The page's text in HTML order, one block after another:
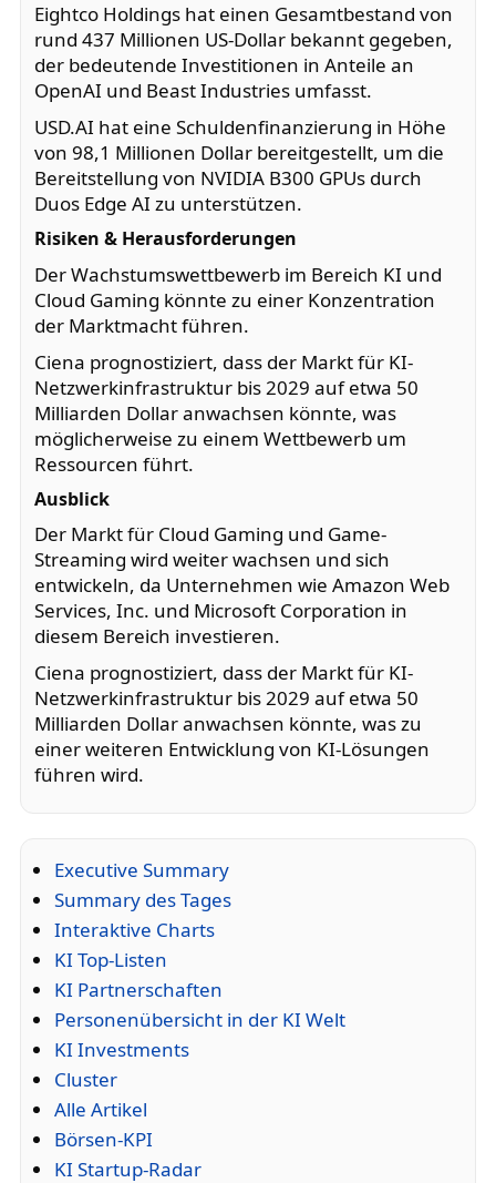
Eightco Holdings hat einen Gesamtbestand von
rund 437 Millionen US-Dollar bekannt gegeben,
der bedeutende Investitionen in Anteile an
OpenAI und Beast Industries umfasst.
USD.AI hat eine Schuldenfinanzierung in Höhe
von 98,1 Millionen Dollar bereitgestellt, um die
Bereitstellung von NVIDIA B300 GPUs durch
Duos Edge AI zu unterstützen.
Risiken & Herausforderungen
Der Wachstumswettbewerb im Bereich KI und
Cloud Gaming könnte zu einer Konzentration
der Marktmacht führen.
Ciena prognostiziert, dass der Markt für KI-
Netzwerkinfrastruktur bis 2029 auf etwa 50
Milliarden Dollar anwachsen könnte, was
möglicherweise zu einem Wettbewerb um
Ressourcen führt.
Ausblick
Der Markt für Cloud Gaming und Game-
Streaming wird weiter wachsen und sich
entwickeln, da Unternehmen wie Amazon Web
Services, Inc. und Microsoft Corporation in
diesem Bereich investieren.
Ciena prognostiziert, dass der Markt für KI-
Netzwerkinfrastruktur bis 2029 auf etwa 50
Milliarden Dollar anwachsen könnte, was zu
einer weiteren Entwicklung von KI-Lösungen
führen wird.
Executive Summary
Summary des Tages
Interaktive Charts
KI Top-Listen
KI Partnerschaften
Personenübersicht in der KI Welt
KI Investments
Cluster
Alle Artikel
Börsen-KPI
KI Startup-Radar